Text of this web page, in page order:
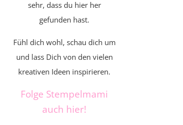
sehr, dass du hier her
gefunden hast.
Fühl dich wohl, schau dich um
und lass Dich von den vielen
kreativen Ideen inspirieren.
Folge Stempelmami
auch hier!